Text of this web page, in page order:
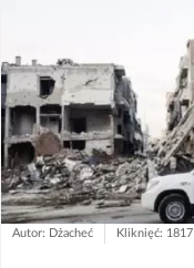
Autor: Dżacheć Kliknięć: 1817